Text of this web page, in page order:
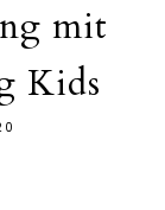
mit
Kids